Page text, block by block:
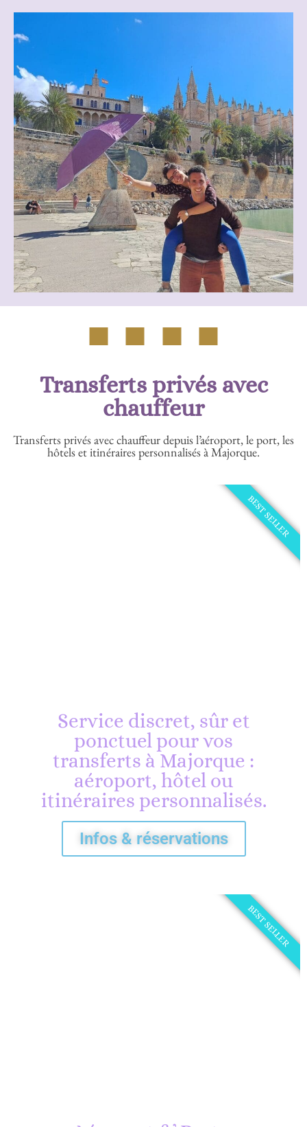
Transferts privés avec
chauffeur
Transferts privés avec chauffeur depuis l’aéroport, le port, les
hôtels et itinéraires personnalisés à Majorque.
Service discret, sûr et
ponctuel pour vos
transferts à Majorque :
aéroport, hôtel ou
itinéraires personnalisés.
Infos & réservations
BEST SELLER
BEST SELLER